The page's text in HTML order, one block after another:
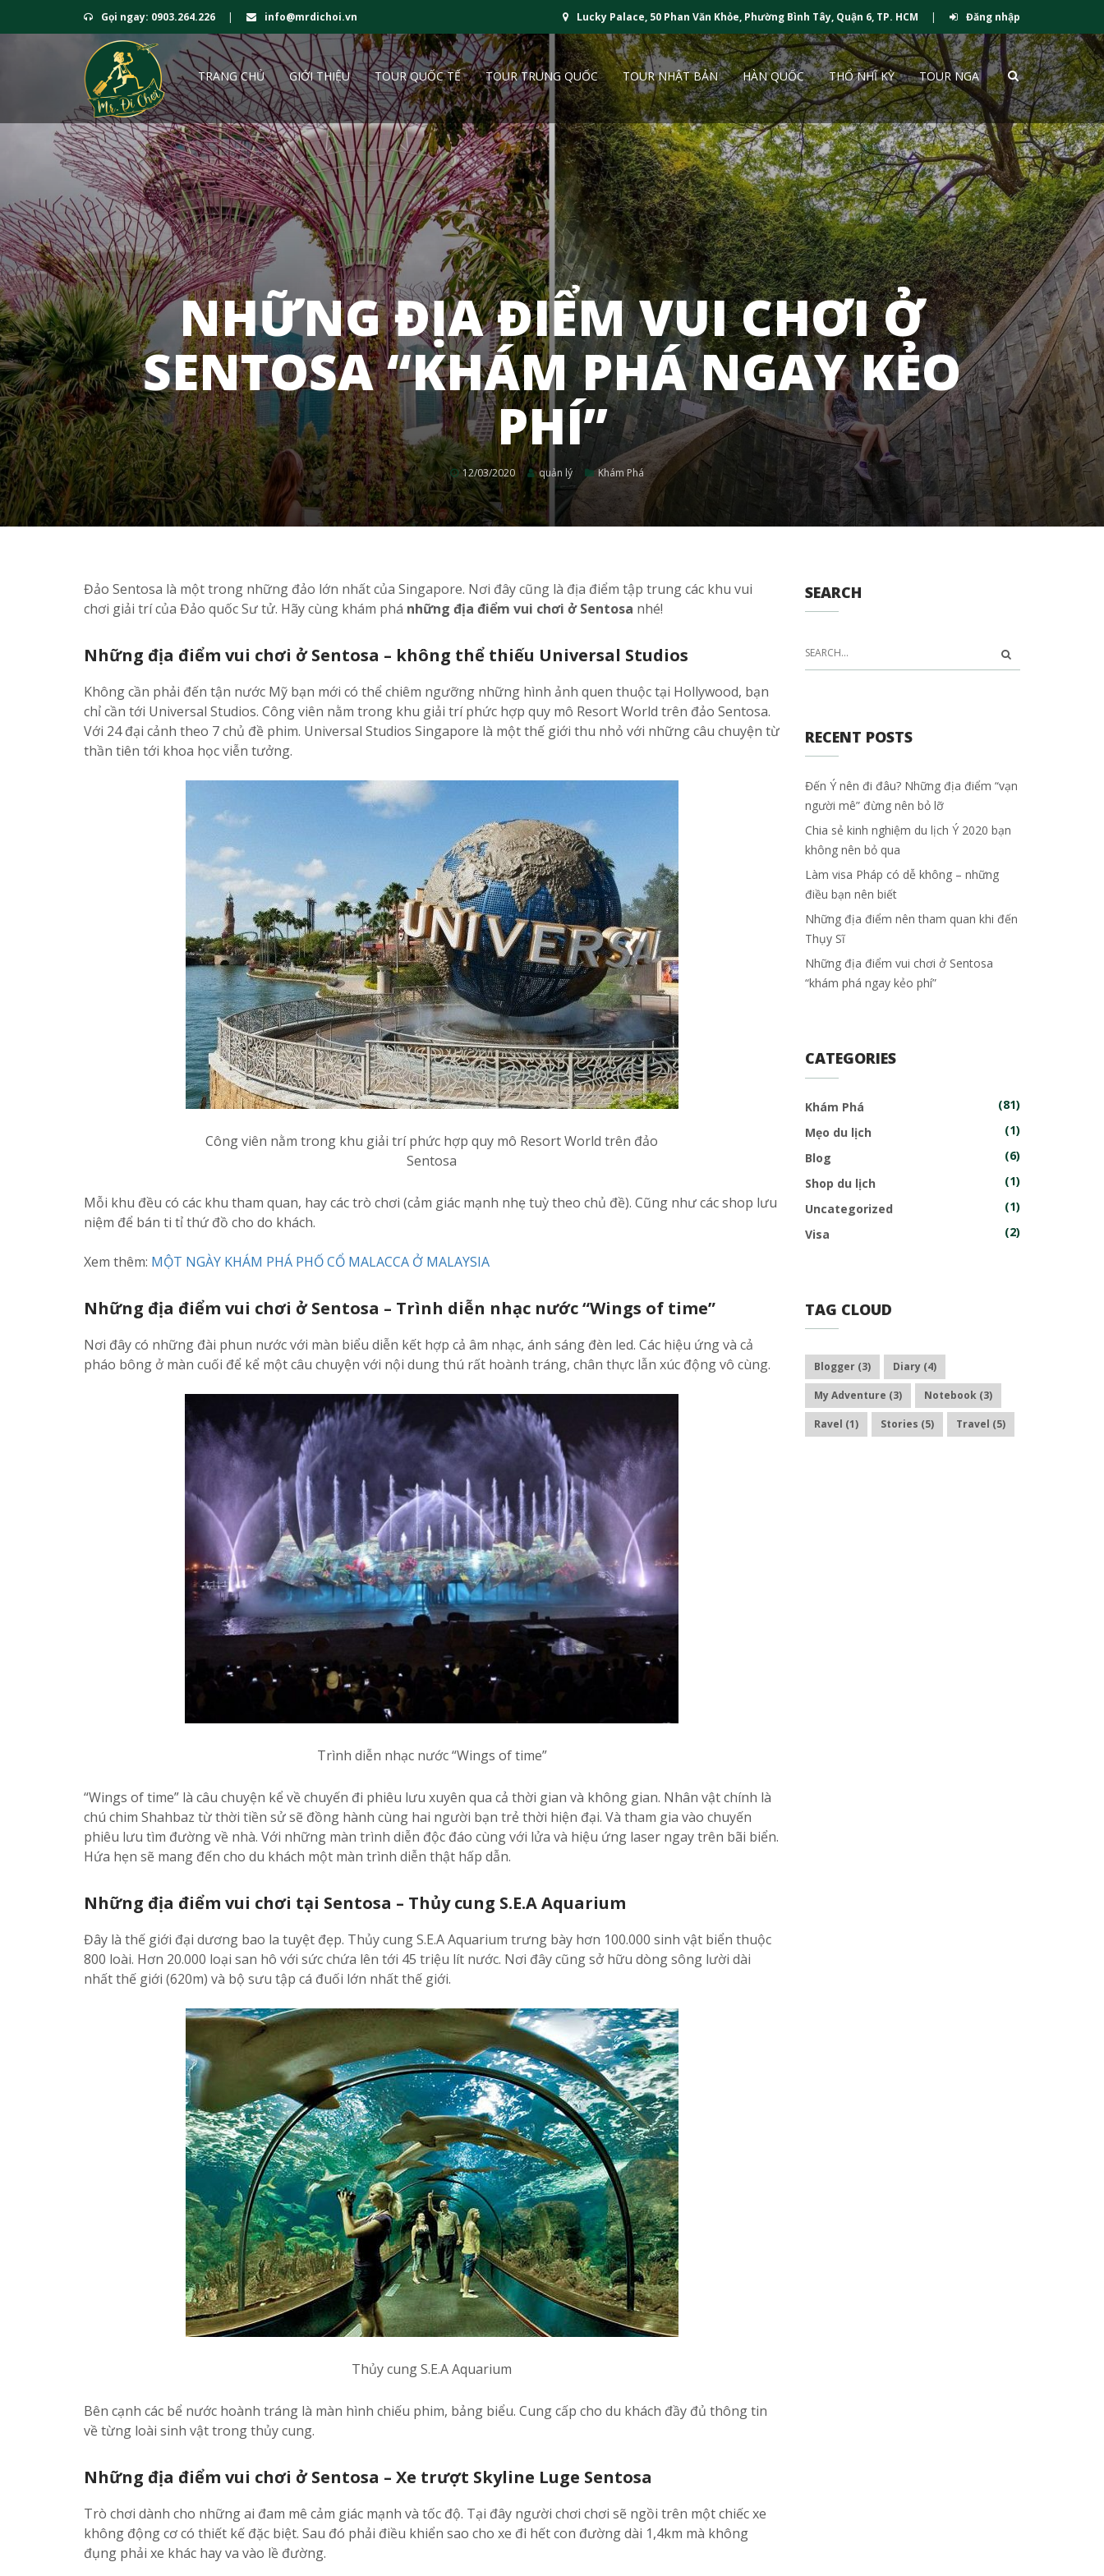
Gọi ngay: 0903.264.226 | info@mrdichoi.vn Lucky Palace, 50 Phan Văn Khỏe, Phường Bình Tây, Quận 6, TP. HCM | Đăng nhập
TRANG CHỦ GIỚI THIỆU TOUR QUỐC TẾ TOUR TRUNG QUỐC TOUR NHẬT BẢN HÀN QUỐC THỔ NHĨ KỲ TOUR NGA
NHỮNG ĐỊA ĐIỂM VUI CHƠI Ở
SENTOSA “KHÁM PHÁ NGAY KẺO
PHÍ”
12/03/2020 quản lý Khám Phá
Đảo Sentosa là một trong những đảo lớn nhất của Singapore. Nơi đây cũng là địa điểm tập trung các khu vui
chơi giải trí của Đảo quốc Sư tử. Hãy cùng khám phá những địa điểm vui chơi ở Sentosa nhé!
Những địa điểm vui chơi ở Sentosa – không thể thiếu Universal Studios
Không cần phải đến tận nước Mỹ bạn mới có thể chiêm ngưỡng những hình ảnh quen thuộc tại Hollywood, bạn
chỉ cần tới Universal Studios. Công viên nằm trong khu giải trí phức hợp quy mô Resort World trên đảo Sentosa.
Với 24 đại cảnh theo 7 chủ đề phim. Universal Studios Singapore là một thế giới thu nhỏ với những câu chuyện từ
thần tiên tới khoa học viễn tưởng.
Công viên nằm trong khu giải trí phức hợp quy mô Resort World trên đảo
Sentosa
Mỗi khu đều có các khu tham quan, hay các trò chơi (cảm giác mạnh nhẹ tuỳ theo chủ đề). Cũng như các shop lưu
niệm để bán ti tỉ thứ đồ cho do khách.
Xem thêm: MỘT NGÀY KHÁM PHÁ PHỐ CỔ MALACCA Ở MALAYSIA
Những địa điểm vui chơi ở Sentosa – Trình diễn nhạc nước “Wings of time”
Nơi đây có những đài phun nước với màn biểu diễn kết hợp cả âm nhạc, ánh sáng đèn led. Các hiệu ứng và cả
pháo bông ở màn cuối để kể một câu chuyện với nội dung thú rất hoành tráng, chân thực lẫn xúc động vô cùng.
Trình diễn nhạc nước “Wings of time”
“Wings of time” là câu chuyện kể về chuyến đi phiêu lưu xuyên qua cả thời gian và không gian. Nhân vật chính là
chú chim Shahbaz từ thời tiền sử sẽ đồng hành cùng hai người bạn trẻ thời hiện đại. Và tham gia vào chuyến
phiêu lưu tìm đường về nhà. Với những màn trình diễn độc đáo cùng với lửa và hiệu ứng laser ngay trên bãi biển.
Hứa hẹn sẽ mang đến cho du khách một màn trình diễn thật hấp dẫn.
Những địa điểm vui chơi tại Sentosa – Thủy cung S.E.A Aquarium
Đây là thế giới đại dương bao la tuyệt đẹp. Thủy cung S.E.A Aquarium trưng bày hơn 100.000 sinh vật biển thuộc
800 loài. Hơn 20.000 loại san hô với sức chứa lên tới 45 triệu lít nước. Nơi đây cũng sở hữu dòng sông lười dài
nhất thế giới (620m) và bộ sưu tập cá đuối lớn nhất thế giới.
Thủy cung S.E.A Aquarium
Bên cạnh các bể nước hoành tráng là màn hình chiếu phim, bảng biểu. Cung cấp cho du khách đầy đủ thông tin
về từng loài sinh vật trong thủy cung.
Những địa điểm vui chơi ở Sentosa – Xe trượt Skyline Luge Sentosa
Trò chơi dành cho những ai đam mê cảm giác mạnh và tốc độ. Tại đây người chơi chơi sẽ ngồi trên một chiếc xe
không động cơ có thiết kế đặc biệt. Sau đó phải điều khiển sao cho xe đi hết con đường dài 1,4km mà không
đụng phải xe khác hay va vào lề đường.
SEARCH
RECENT POSTS
Đến Ý nên đi đâu? Những địa điểm “vạn
người mê” đừng nên bỏ lỡ
Chia sẻ kinh nghiệm du lịch Ý 2020 bạn
không nên bỏ qua
Làm visa Pháp có dễ không – những
điều bạn nên biết
Những địa điểm nên tham quan khi đến
Thụy Sĩ
Những địa điểm vui chơi ở Sentosa
“khám phá ngay kẻo phí”
CATEGORIES
Khám Phá
(81)
Mẹo du lịch
(1)
Blog
(6)
Shop du lịch
(1)
Uncategorized
(1)
Visa
(2)
TAG CLOUD
Blogger(3) Diary(4)
My Adventure (3) Notebook(3)
Ravel (1) Stories (5) Travel (5)